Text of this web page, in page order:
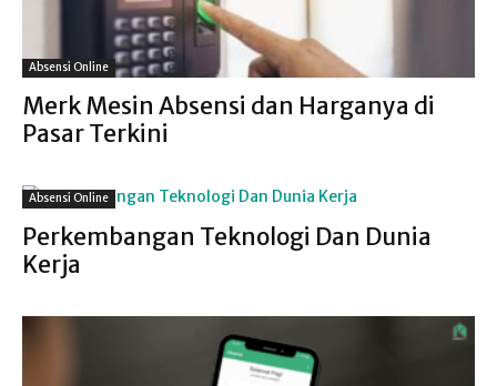
Absensi Online
Merk Mesin Absensi dan Harganya di
Pasar Terkini
Absensi Online
Perkembangan Teknologi Dan Dunia
Kerja